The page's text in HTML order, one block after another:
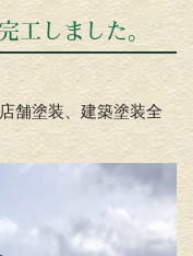
工しました。
舗塗装、建築塗装全